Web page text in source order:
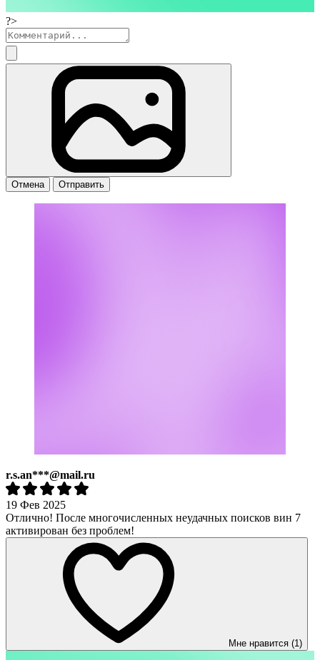
?>
Отмена Отправить
r.s.an***@mail.ru
19 Фев 2025
Отлично! После многочисленных неудачных поисков вин 7
активирован без проблем!
Мне нравится (1)